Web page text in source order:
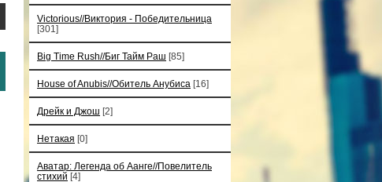
Victorious//Виктория - Победительница
[301]
Big Time Rush//Биг Тайм Раш [85]
House of Anubis//Обитель Анубиса [16]
Дрейк и Джош [2]
Нетакая [0]
Аватар: Легенда об Аанге//Повелитель
стихий [4]